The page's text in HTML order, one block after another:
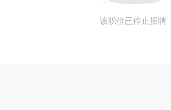
该职位已停止招聘